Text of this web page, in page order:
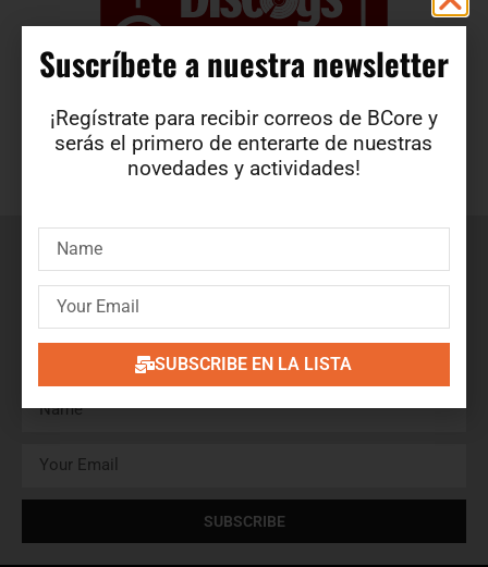
Suscríbete a nuestra newsletter
¡Regístrate para recibir correos de BCore y obtén en
primicia detalles de nuevos productos, ofertas, contenido
exclusivo, eventos y mucho más!
SUBSCRIBE
Suscríbete a nuestra newsletter​
¡Regístrate para recibir correos de BCore y
serás el primero de enterarte de nuestras
novedades y actividades!
SUBSCRIBE EN LA LISTA